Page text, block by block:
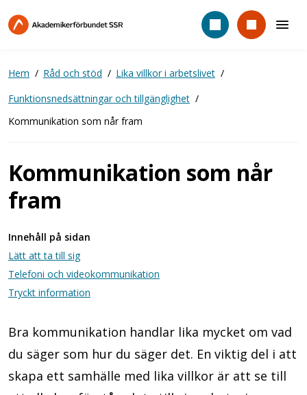
till
Hem Råd och stöd
Lika villkor i arbetslivet
Funktionsnedsättningar och tillgänglighet
Kommunikation som når fram
Kommunikation som når
fram
Innehåll på sidan
Lätt att ta till sig
Telefoni och videokommunikation
Tryckt information
Bra kommunikation handlar lika mycket om vad
du säger som hur du säger det. En viktig del i att
skapa ett samhälle med lika villkor är att se till